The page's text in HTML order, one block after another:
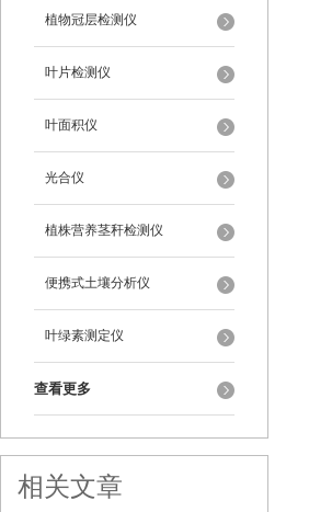
植物冠层检测仪
叶片检测仪
叶面积仪
光合仪
植株营养茎秆检测仪
便携式土壤分析仪
叶绿素测定仪
查看更多
相关文章